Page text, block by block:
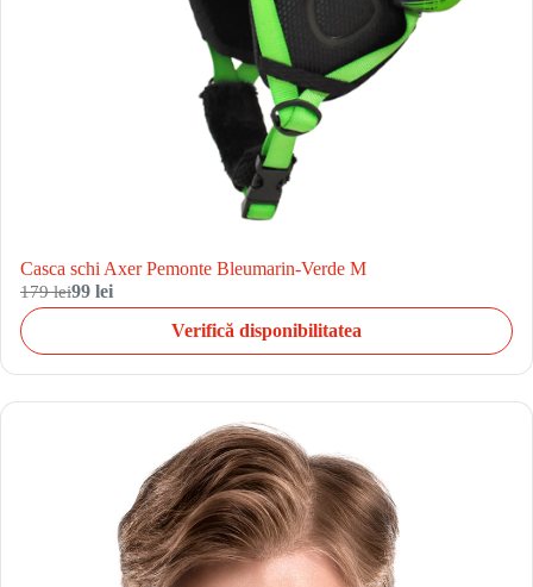
Casca schi Axer Pemonte Bleumarin-Verde M
179 lei99 lei
Verifică disponibilitatea